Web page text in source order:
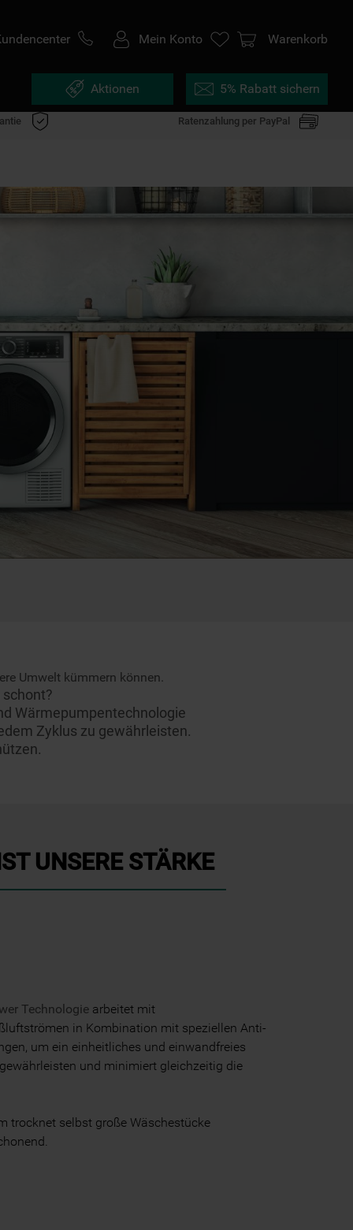
Mein Konto Warenkorb
Aktionen 5% Rabatt sichern
Ratenzahlung per PayPal
Umwelt kümmern können.
Wärmepumpentechnologie
Zyklus zu gewährleisten.
UNSERE STÄRKE
Technologie arbeitet mit
in Kombination mit speziellen Anti-
um ein einheitliches und einwandfreies
und minimiert gleichzeitig die
trocknet selbst große Wäschestücke